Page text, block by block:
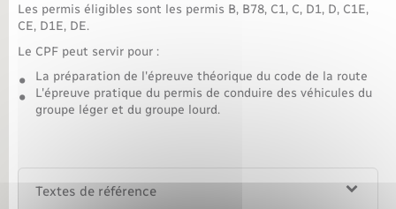
Les permis éligibles sont les permis B, B78, C1, C, D1, D, C1E,
CE, D1E, DE.
Le CPF peut servir pour :
La préparation de l'épreuve théorique du code de la route
L'épreuve pratique du permis de conduire des véhicules du
groupe léger et du groupe lourd.
Textes de référence